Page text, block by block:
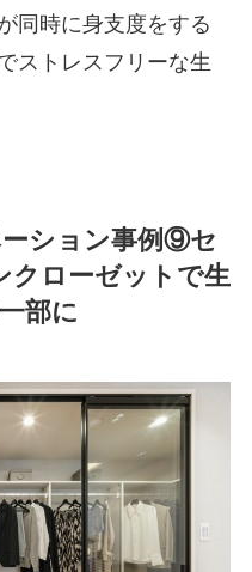
同時に身支度をする
ストレスフリーな生
ション事例⑨セ
クローゼットで生
部に